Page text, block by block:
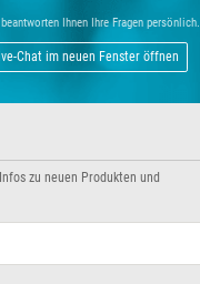
Ihnen Ihre Fragen persönlich.
Chat im neuen Fenster öffnen
zu neuen Produkten und